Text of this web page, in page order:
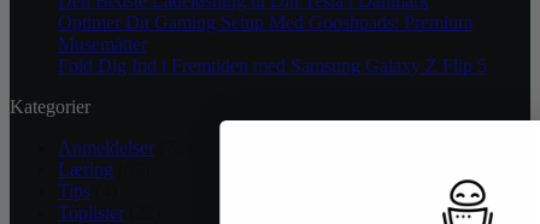
Optimer Dit Gaming Setup Med Gooshpads: Premium
Musemåtter
Fold Dig Ind i Fremtiden med Samsung Galaxy Z Flip 5
Kategorier
Anmeldelser
Læring
Tips
Toplister